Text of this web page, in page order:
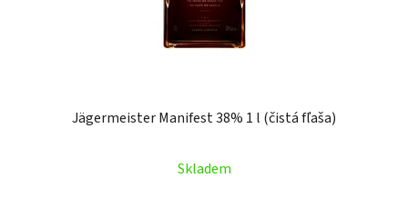
Jägermeister Manifest 38% 1 l (čistá fľaša)
Skladem